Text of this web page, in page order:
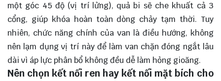
một góc 45 độ (vị trí lửng), quả bi sẽ che khuất cả 3
cổng, giúp khóa hoàn toàn dòng chảy tạm thời. Tuy
nhiên, chức năng chính của van là điều hướng, không
nên lạm dụng vị trí này để làm van chặn đóng ngắt lâu
dài vì áp lực phân bổ không đều dễ làm hỏng gioăng.
Nên chọn kết nối ren hay kết nối mặt bích cho